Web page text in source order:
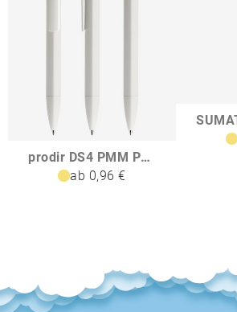
prodir DS4 PMM Push Kugelschreiber
ab 0,96 €